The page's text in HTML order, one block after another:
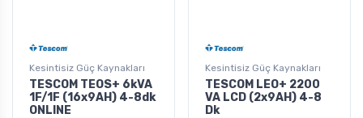
Kesintisiz Güç Kaynakları
TESCOM TEOS+ 6kVA
1F/1F (16x9AH) 4-8dk
ONLINE
Kesintisiz Güç Kaynakları
TESCOM LEO+ 2200
VA LCD (2x9AH) 4-8
Dk